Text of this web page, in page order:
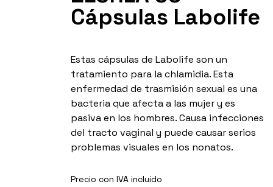
Cápsulas Labolife
Estas cápsulas de Labolife son un
tratamiento para la chlamidia. Esta
enfermedad de trasmisión sexual es una
bacteria que afecta a las mujer y es
pasiva en los hombres. Causa infecciones
del tracto vaginal y puede causar serios
problemas visuales en los nonatos.
Precio con IVA incluido